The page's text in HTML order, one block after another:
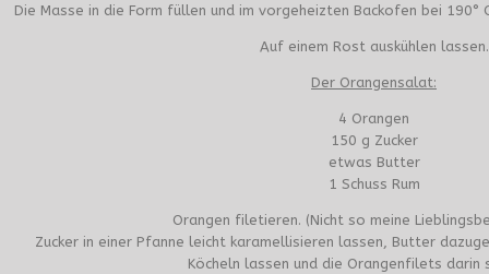
Die Masse in die Form füllen und im vorgeheizten Backofen bei 190°
Auf einem Rost auskühlen lassen.
Der Orangensalat:
4 Orangen
150 g Zucker
etwas Butter
1 Schuss Rum
Orangen filetieren. (Nicht so meine
Zucker in einer Pfanne leicht karamellisieren lassen, Butter
Köcheln lassen und die Orangenfilets darin